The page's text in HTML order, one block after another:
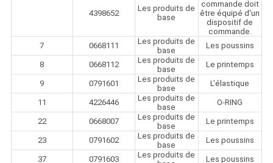
4398652
Les produits de
base
commande doit
être équipé d'un
dispositif de
commande.
7
0668111
Les produits de
base
Les poussins
8 0668112
Les produits de
base
Le printemps
9 0791601
Les produits de
base
L'élastique
11 4226446
Les produits de
base
O-RING
22 0668007
Les produits de
base
Le printemps
23 0791602
Les produits de
base
Les poussins
37 0791603
Les produits de
Les poussins